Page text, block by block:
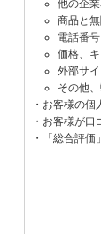
他の企
商品と
電話番
価格、
外部サ
その他
・お客様の
・お客様が
・「総合評